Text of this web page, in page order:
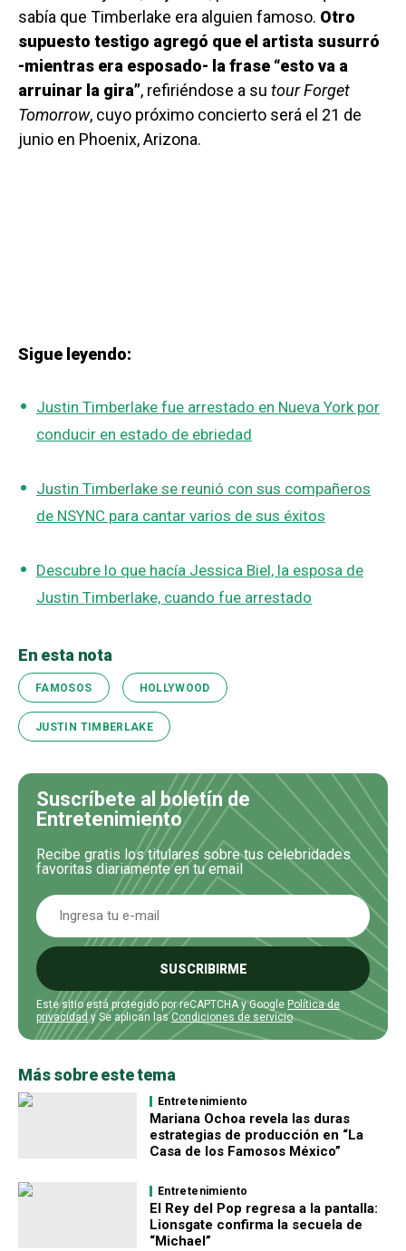
sabía que Timberlake era alguien famoso. Otro
supuesto testigo agregó que el artista susurró
-mientras era esposado- la frase “esto va a
arruinar la gira”, refiriéndose a su tourForget
Tomorrow, cuyo próximo concierto será el 21 de
junio en Phoenix, Arizona.
Sigue leyendo:
Justin Timberlake fue arrestado en Nueva York por
conducir en estado de ebriedad
Justin Timberlake se reunió con sus compañeros
de NSYNC para cantar varios de sus éxitos
Descubre lo que hacía Jessica Biel, la esposa de
Justin Timberlake, cuando fue arrestado
En esta nota
FAMOSOS HOLLYWOOD
JUSTIN TIMBERLAKE
Suscríbete al boletín de
Entretenimiento
Recibe gratis los titulares sobre tus celebridades
favoritas diariamente en tu email
SUSCRIBIRME
Este sitio está protegido por reCAPTCHA y Google Política de
privacidad y Se aplican lasCondiciones de servicio.
Más sobre este tema
Entretenimiento
Mariana Ochoa revela las duras
estrategias de producción en “La
Casa de los Famosos México”
Entretenimiento
El Rey del Pop regresa a la pantalla:
Lionsgate confirma la secuela de
“Michael”